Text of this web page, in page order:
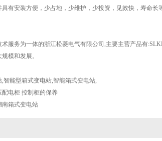
有安装方便，少占地，少维护，少投资，见效快，寿命
服务为一体的浙江松菱电气有限公司,主要主营产品有
模和发展。
,智能型箱式变电站,智能箱式变电站,
配电柜 控制柜的保养
南箱式变电站